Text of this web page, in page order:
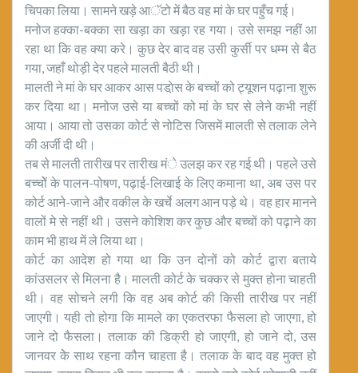
चिपका लिया। सामने खड़े आॅटो में बैठ वह मां के घर पहुँच गई।
मनोज हक्का-बक्का सा खड़ा का खड़ा रह गया। उसे समझ नहीं आ
रहा था कि वह क्या करे। कुछ देर बाद वह उसी कुर्सी पर धम्म से बैठ
गया, जहाँ थोड़ी देर पहले मालती बैठी थी।
मालती ने मां के घर आकर आस पडा़ेस के बच्चों को ट्यूशन पढ़ाना शुरू
कर दिया था। मनोज उसे या बच्चों को मां के घर से लेने कभी नहीं
आया। आया तो उसका कोर्ट से नोटिस जिसमें मालती से तलाक लेने
की अर्जी दी थी।
तब से मालती तारीख पर तारीख मंे उलझ कर रह गई थी। पहले उसे
बच्चोें के पालन-पोषण, पढ़ाई-लिखाई के लिए कमाना था, अब उस पर
कोर्ट आने-जाने और वकील के खर्चे अलग आन पड़े थे। वह हार मानने
वालों मे से नहीं थी। उसने कोशिश कर कुछ और बच्चों को पढ़ाने का
काम भी हाथ में ले लिया था।
कोर्ट का आदेश हो गया था कि उन दोनों को कोर्ट द्वारा बताये
कांउसलर से मिलना है। मालती कोर्ट के चक्कर से मुक्त होना चाहती
थी। वह सोचने लगी कि वह अब कोर्ट की किसी तारीख पर नहीं
जाएगी। यही तो होगा कि मामले का एकतरफा फैसला हो जाएगा, हो
जाने दो फैसला। तलाक की डिक्री हो जाएगी, हो जाने दो, उस
जानवर केे साथ रहना कौन चाहता है। तलाक के बाद वह मुक्त हो